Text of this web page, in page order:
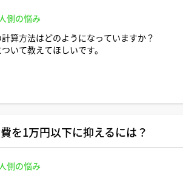
側の悩み
算方法はどのようになっていますか？
いて教えてほしいです。
を1万円以下に抑えるには？
側の悩み